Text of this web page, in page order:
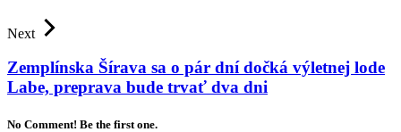
Next
Zemplínska Šírava sa o pár dní dočká výletnej lode
Labe, preprava bude trvať dva dni
No Comment! Be the first one.